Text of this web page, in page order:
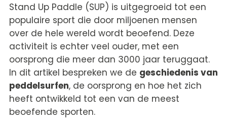
Stand Up Paddle (SUP) is uitgegroeid tot een
populaire sport die door miljoenen mensen
over de hele wereld wordt beoefend. Deze
activiteit is echter veel ouder, met een
oorsprong die meer dan 3000 jaar teruggaat.
In dit artikel bespreken we de geschiedenis van
peddelsurfen, de oorsprong en hoe het zich
heeft ontwikkeld tot een van de meest
beoefende sporten.